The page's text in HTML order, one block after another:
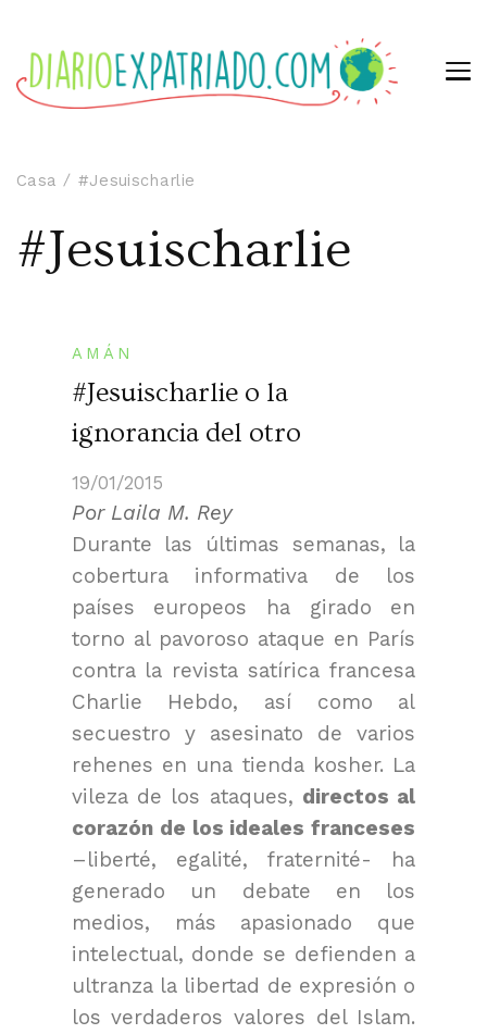
Casa #Jesuischarlie
#Jesuischarlie
AMÁN
#Jesuischarlie o la
ignorancia del otro
19/01/2015
Por Laila M. Rey
Durante las últimas semanas, la
cobertura informativa de los
países europeos ha girado en
torno al pavoroso ataque en París
contra la revista satírica francesa
Charlie Hebdo, así como al
secuestro y asesinato de varios
rehenes en una tienda kosher. La
vileza de los ataques, directos al
corazón de los ideales franceses
–liberté, egalité, fraternité- ha
generado un debate en los
medios, más apasionado que
intelectual, donde se defienden a
ultranza la libertad de expresión o
los verdaderos valores del Islam.